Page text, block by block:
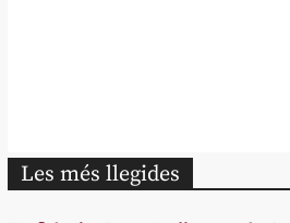
Les més llegides